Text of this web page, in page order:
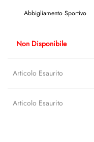
Abbigliamento Sportivo
Non Disponibile
Articolo Esaurito
Articolo Esaurito